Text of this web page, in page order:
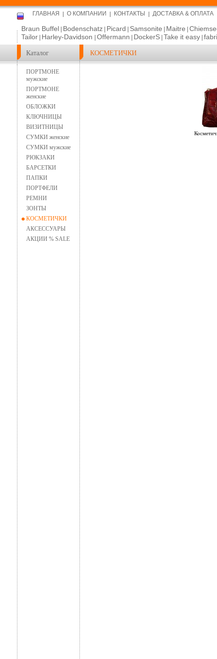
Каталог КОСМЕТИЧКИ
ГЛАВНАЯ О КОМПАНИИ КОНТАКТЫ ДОСТАВКА & ОПЛАТА
Braun Buffel Bodenschatz Picard Samsonite Maitre
Tailor Harley-Davidson Offermann DockerS Take it easy
ПОРТМОНЕ
мужские
ПОРТМОНЕ
женские
ОБЛОЖКИ
КЛЮЧНИЦЫ
ВИЗИТНИЦЫ
СУМКИ женские
СУМКИ мужские
РЮКЗАКИ
БАРСЕТКИ
ПАПКИ
ПОРТФЕЛИ
РЕМНИ
ЗОНТЫ
КОСМЕТИЧКИ
АКСЕССУАРЫ
АКЦИИ % SALE